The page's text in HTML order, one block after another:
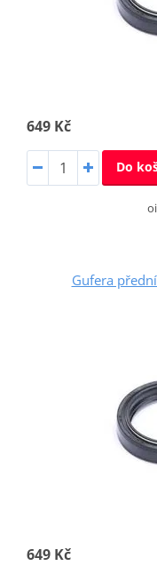
649 Kč
Do
Gufera
649 Kč